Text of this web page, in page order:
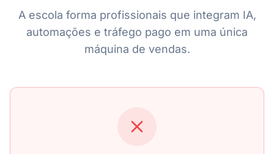
A escola forma profissionais que integram IA,
automações e tráfego pago em uma única
máquina de vendas.